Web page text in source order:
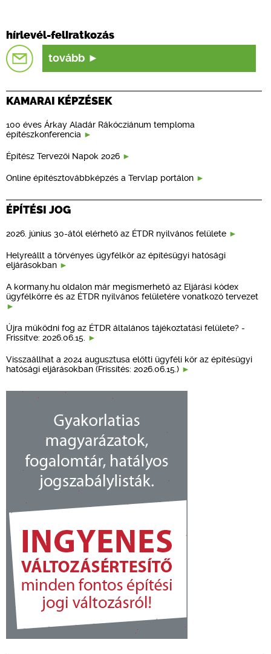
hírlevél-feliratkozás
tovább
KAMARAI KÉPZÉSEK
100 éves Árkay Aladár Rákócziánum temploma
építészkonferencia
Építész Tervezői Napok 2026
Online építésztovábbképzés a Tervlap portálon
ÉPÍTÉSI JOG
2026. június 30-ától elérhető az ÉTDR nyilvános felülete
Helyreállt a törvényes ügyfélkör az építésügyi hatósági
eljárásokban
A kormany.hu oldalon már megismerhető az Eljárási kódex
ügyfélkörre és az ÉTDR nyilvános felületére vonatkozó tervezet
Újra működni fog az ÉTDR általános tájékoztatási felülete? -
Frissítve: 2026.06.15.
Visszaállhat a 2024 augusztusa előtti ügyféli kör az építésügyi
hatósági eljárásokban (Frissítés: 2026.06.15.)